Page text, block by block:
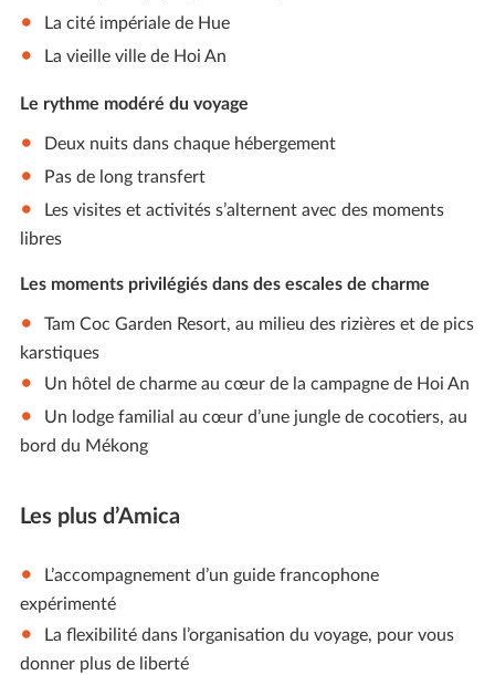
La cité impériale de Hue
La vieille ville de Hoi An
Le rythme modéré du voyage
Deux nuits dans chaque hébergement
Pas de long transfert
Les visites et activités s’alternent avec des moments
libres
Les moments privilégiés dans des escales de charme
Tam Coc Garden Resort, au milieu des rizières et de pics
karstiques
Un hôtel de charme au cœur de la campagne de Hoi An
Un lodge familial au cœur d’une jungle de cocotiers, au
bord du Mékong
Les plus d’Amica
L’accompagnement d’un guide francophone
expérimenté
La flexibilité dans l’organisation du voyage, pour vous
donner plus de liberté